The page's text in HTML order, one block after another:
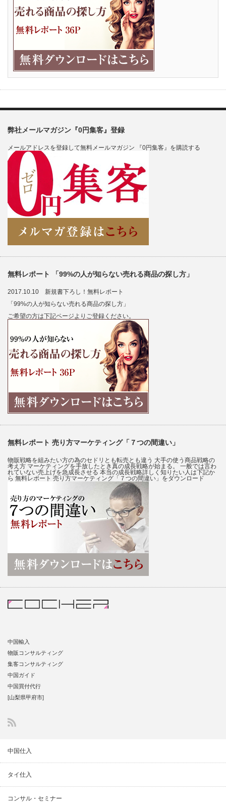
弊社メールマガジン『0円集客』登録
メールアドレスを登録して無料メールマガジン 『0円集客』を購読する
無料レポート 「99%の人が知らない売れる商品の探し方」
2017.10.10 新規書下ろし！無料レポート
「99%の人が知らない売れる商品の探し方」
ご希望の方は下記ページよりご登録ください。
無料レポート 売り方マーケティング「７つの間違い」
物販戦略を組みたい方の為のセドリとも転売とも違う 大手の使う商品戦略の
考え方 マーケティングを手放したとき真の成長戦略が始まる。 一般では言わ
れていない売上げを急成長させる 本当の成長戦略詳しく知りたい人は下記か
ら 無料レポート 売り方マーケティング「７つの間違い」をダウンロード
中国輸入
物販コンサルティング
集客コンサルティング
中国ガイド
中国買付代行
[山梨県甲府市]
中国仕入
タイ仕入
コンサル・セミナー